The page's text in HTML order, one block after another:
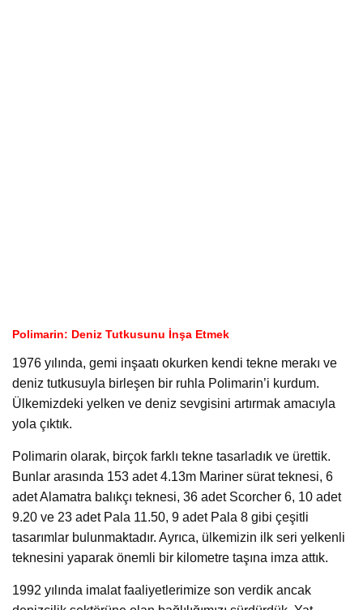
Polimarin: Deniz Tutkusunu İnşa Etmek
1976 yılında, gemi inşaatı okurken kendi tekne merakı ve
deniz tutkusuyla birleşen bir ruhla Polimarin’i kurdum.
Ülkemizdeki yelken ve deniz sevgisini artırmak amacıyla
yola çıktık.
Polimarin olarak, birçok farklı tekne tasarladık ve ürettik.
Bunlar arasında 153 adet 4.13m Mariner sürat teknesi, 6
adet Alamatra balıkçı teknesi, 36 adet Scorcher 6, 10 adet
9.20 ve 23 adet Pala 11.50, 9 adet Pala 8 gibi çeşitli
tasarımlar bulunmaktadır. Ayrıca, ülkemizin ilk seri yelkenli
teknesini yaparak önemli bir kilometre taşına imza attık.
1992 yılında imalat faaliyetlerimize son verdik ancak